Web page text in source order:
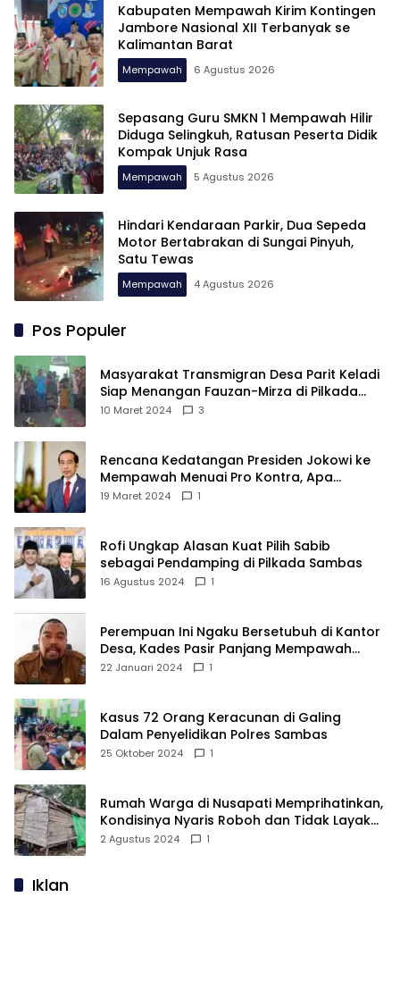
Kabupaten Mempawah Kirim Kontingen
Jambore Nasional XII Terbanyak se
Kalimantan Barat
Mempawah 6 Agustus 2026
Sepasang Guru SMKN 1 Mempawah Hilir
Diduga Selingkuh, Ratusan Peserta Didik
Kompak Unjuk Rasa
Mempawah 5 Agustus 2026
Hindari Kendaraan Parkir, Dua Sepeda
Motor Bertabrakan di Sungai Pinyuh,
Satu Tewas
Mempawah 4 Agustus 2026
Pos Populer
Masyarakat Transmigran Desa Parit Keladi
Siap Menangan Fauzan-Mirza di Pilkada
Kubu Raya
10 Maret 2024 3
Rencana Kedatangan Presiden Jokowi ke
Mempawah Menuai Pro Kontra, Apa
Sebabnya?
19 Maret 2024 1
Rofi Ungkap Alasan Kuat Pilih Sabib
sebagai Pendamping di Pilkada Sambas
16 Agustus 2024 1
Perempuan Ini Ngaku Bersetubuh di Kantor
Desa, Kades Pasir Panjang Mempawah
Membantah: Silakan Buktikan!
22 Januari 2024 1
Kasus 72 Orang Keracunan di Galing
Dalam Penyelidikan Polres Sambas
25 Oktober 2024 1
Rumah Warga di Nusapati Memprihatinkan,
Kondisinya Nyaris Roboh dan Tidak Layak
Huni
2 Agustus 2024 1
Iklan